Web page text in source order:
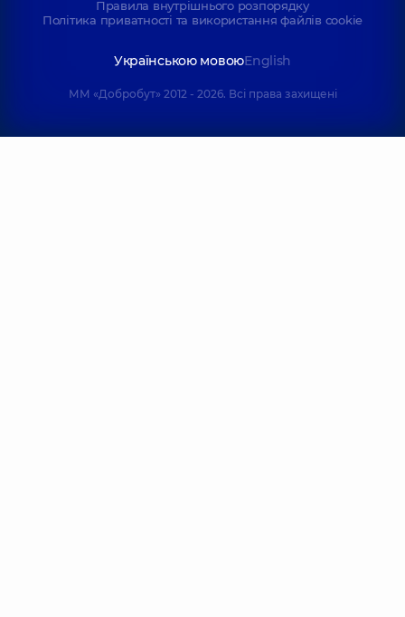
Правила внутрішнього розпорядку
Політика приватності та використання файлів cookie
Українською мовоюEnglish
ММ «Добробут» 2012 - 2026. Всі права захищені